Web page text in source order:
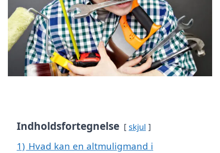
Indholdsfortegnelse skjul
1) Hvad kan en altmuligmand i